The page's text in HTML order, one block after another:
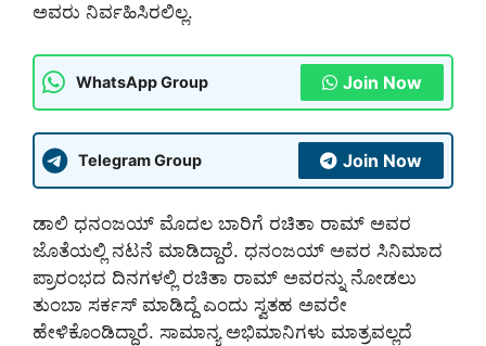
ಅವರು ನಿರ್ವಹಿಸಿರಲಿಲ್ಲ.
WhatsApp Group Join Now
Telegram Group Join Now
ಡಾಲಿ ಧನಂಜಯ್ ಮೊದಲ ಬಾರಿಗೆ ರಚಿತಾ ರಾಮ್ ಅವರ
ಜೊತೆಯಲ್ಲಿ ನಟನೆ ಮಾಡಿದ್ದಾರೆ. ಧನಂಜಯ್ ಅವರ ಸಿನಿಮಾದ
ಪ್ರಾರಂಭದ ದಿನಗಳಲ್ಲಿ ರಚಿತಾ ರಾಮ್ ಅವರನ್ನು ನೋಡಲು
ತುಂಬಾ ಸರ್ಕಸ್ ಮಾಡಿದ್ದೆ ಎಂದು ಸ್ವತಹ ಅವರೇ
ಹೇಳಿಕೊಂಡಿದ್ದಾರೆ. ಸಾಮಾನ್ಯ ಅಭಿಮಾನಿಗಳು ಮಾತ್ರವಲ್ಲದೆ